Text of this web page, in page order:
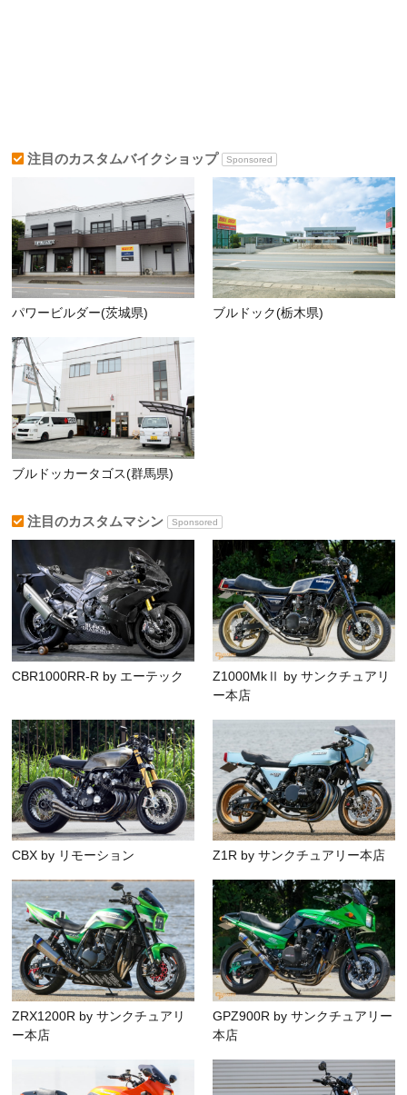
注目のカスタムバイクショップ Sponsored
パワービルダー(茨城県) ブルドック(栃木県)
ブルドッカータゴス(群馬県)
注目のカスタムマシン Sponsored
CBR1000RR-R by エーテック
Z1000MkⅡ by サンクチュアリ
ー本店
CBX by リモーション Z1R by サンクチュアリー本店
ZRX1200R by サンクチュアリ
ー本店
GPZ900R by サンクチュアリー
本店